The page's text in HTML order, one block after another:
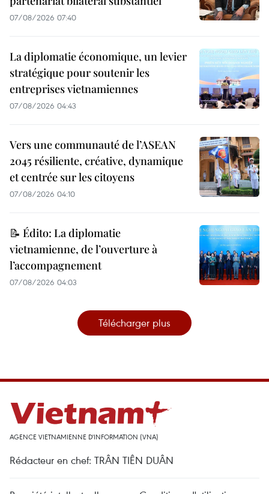
07/08/2026 07:40
La diplomatie économique, un levier
stratégique pour soutenir les
entreprises vietnamiennes
07/08/2026 04:43
Vers une communauté de l’ASEAN
2045 résiliente, créative, dynamique
et centrée sur les citoyens
07/08/2026 04:10
📝 Édito: La diplomatie
vietnamienne, de l’ouverture à
l’accompagnement
07/08/2026 04:03
Télécharger plus
AGENCE VIETNAMIENNE D'INFORMATION (VNA)
Rédacteur en chef: TRÂN TIÊN DUÂN